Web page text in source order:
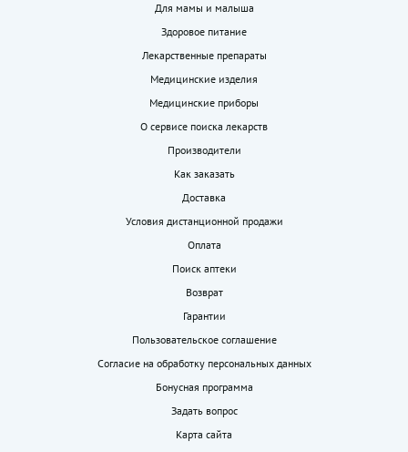
Для мамы и малыша
Здоровое питание
Лекарственные препараты
Медицинские изделия
Медицинские приборы
О сервисе поиска лекарств
Производители
Как заказать
Доставка
Условия дистанционной продажи
Оплата
Поиск аптеки
Возврат
Гарантии
Пользовательское соглашение
Согласие на обработку персональных данных
Бонусная программа
Задать вопрос
Карта сайта